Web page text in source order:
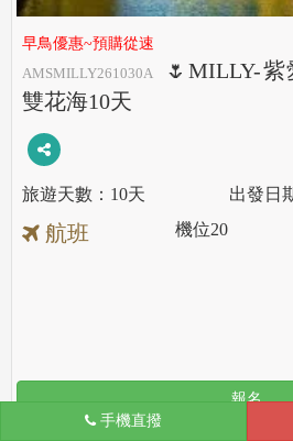
早鳥優惠~預購從速
AMSMILLY261030A
🌷MILLY-
雙花海10天
10天
航班 機位20
報名
手機直撥